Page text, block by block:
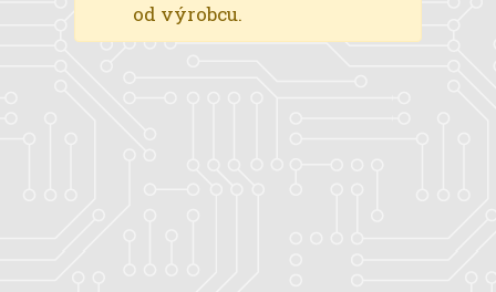
od výrobcu.